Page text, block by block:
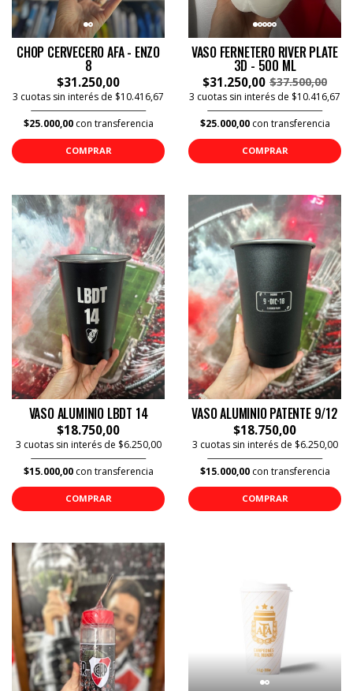
CHOP CERVECERO AFA - ENZO
8
$31.250,00
3 cuotas sin interés de $10.416,67
$25.000,00con transferencia
COMPRAR
VASO FERNETERO RIVER PLATE
3D - 500 ML
$31.250,00 $37.500,00
3 cuotas sin interés de $10.416,67
$25.000,00con transferencia
COMPRAR
VASO ALUMINIO LBDT 14
$18.750,00
3 cuotas sin interés de $6.250,00
$15.000,00con transferencia
COMPRAR
VASO ALUMINIO PATENTE 9/12
$18.750,00
3 cuotas sin interés de $6.250,00
$15.000,00con transferencia
COMPRAR